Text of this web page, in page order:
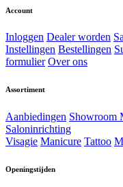
Account
Inloggen Dealer worden
Instellingen Bestellingen
formulier Over ons
Assortiment
Aanbiedingen Showroom
Saloninrichting
Visagie Manicure Tattoo
Openingstijden